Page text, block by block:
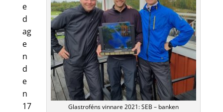
Glastroféns vinnare 2021: SEB – banken
e
d
ag
e
n
d
e
n
17